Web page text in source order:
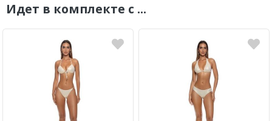
Идет в комплекте с ...